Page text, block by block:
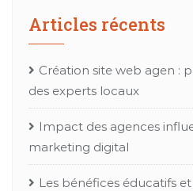
Articles récents
Création site web agen :
des experts locaux
Impact des agences
marketing digital
Les bénéfices éducatifs